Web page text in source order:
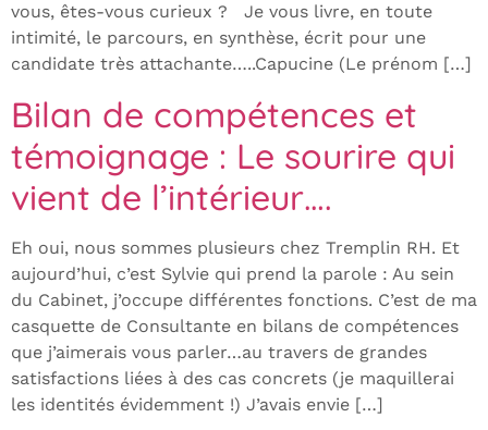
vous, êtes-vous curieux ? Je vous livre, en toute
intimité, le parcours, en synthèse, écrit pour une
candidate très attachante…..Capucine (Le prénom […]
Bilan de compétences et
témoignage : Le sourire qui
vient de l’intérieur….
Eh oui, nous sommes plusieurs chez Tremplin RH. Et
aujourd’hui, c’est Sylvie qui prend la parole : Au sein
du Cabinet, j’occupe différentes fonctions. C’est de ma
casquette de Consultante en bilans de compétences
que j’aimerais vous parler…au travers de grandes
satisfactions liées à des cas concrets (je maquillerai
les identités évidemment !) J’avais envie […]